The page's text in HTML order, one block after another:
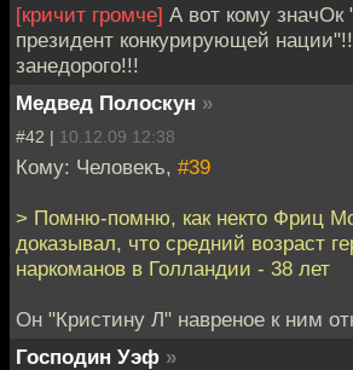
[кричит громче] А вот кому
президент конкурирующей
занедорого!!!
Медвед Полоскун »
#42 | 10.12.09 12:38
Кому: Человекъ, #39
> Помню-помню, как некто Фриц
доказывал, что средний возраст
наркоманов в Голландии - 38 лет
Он "Кристину Л" навреное к ним
Господин Уэф »